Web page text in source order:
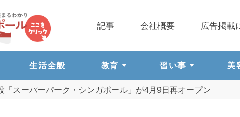
生活全般 教育 習い事 美
記事 会社概要 広告掲載
「スーパーパーク・シンガポール」が4月9日再オープン